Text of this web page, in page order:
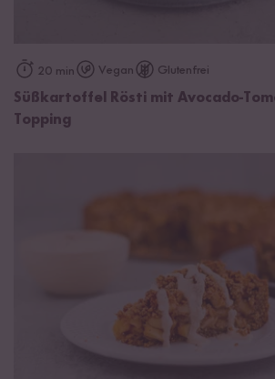
20 min Vegan Glutenfrei
Süßkartoffel Rösti mit Avocado-
Topping